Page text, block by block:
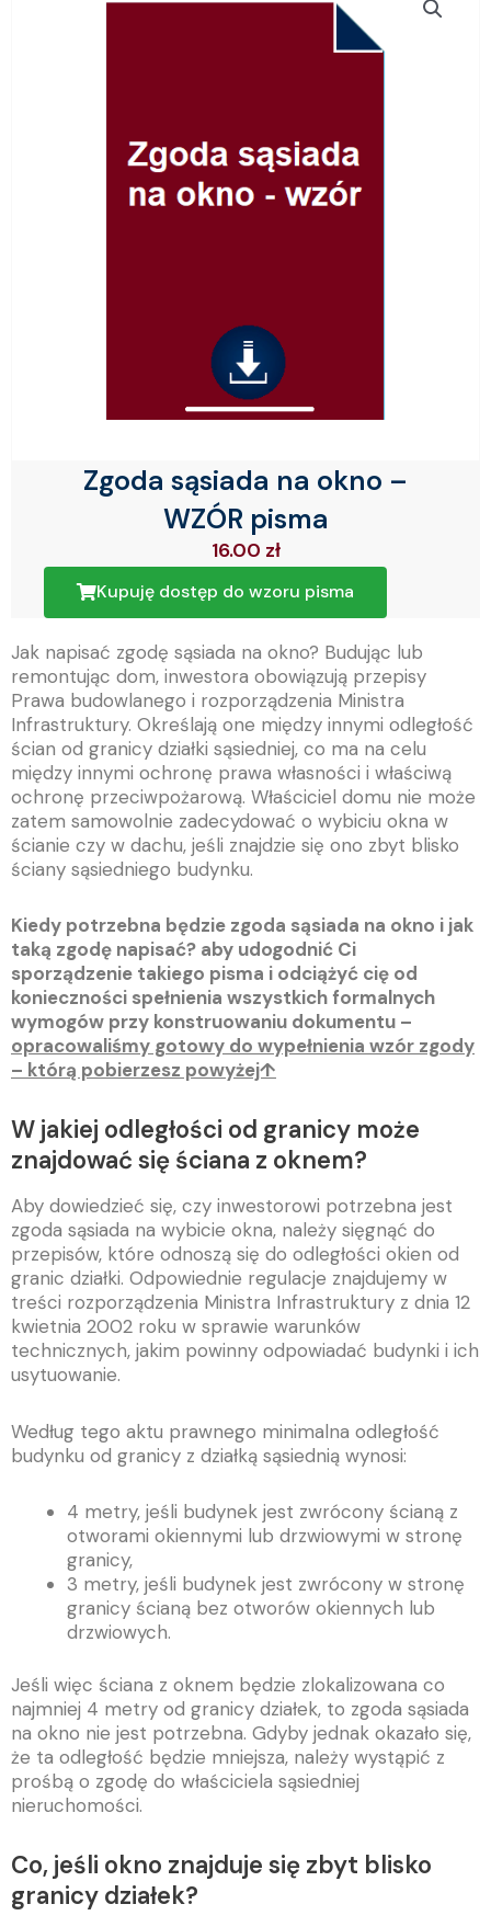
Zgoda sąsiada na okno –
WZÓR pisma
16.00 zł
Kupuję dostęp do wzoru pisma
Jak napisać zgodę sąsiada na okno? Budując lub
remontując dom, inwestora obowiązują przepisy
Prawa budowlanego i rozporządzenia Ministra
Infrastruktury. Określają one między innymi odległość
ścian od granicy działki sąsiedniej, co ma na celu
między innymi ochronę prawa własności i właściwą
ochronę przeciwpożarową. Właściciel domu nie może
zatem samowolnie zadecydować o wybiciu okna w
ścianie czy w dachu, jeśli znajdzie się ono zbyt blisko
ściany sąsiedniego budynku.
Kiedy potrzebna będzie zgoda sąsiada na okno i jak
taką zgodę napisać? aby udogodnić Ci
sporządzenie takiego pisma i odciążyć cię od
konieczności spełnienia wszystkich formalnych
wymogów przy konstruowaniu dokumentu –
opracowaliśmy gotowy do wypełnienia wzór zgody
– którą pobierzesz powyżej↑
W jakiej odległości od granicy może
znajdować się ściana z oknem?
Aby dowiedzieć się, czy inwestorowi potrzebna jest
zgoda sąsiada na wybicie okna, należy sięgnąć do
przepisów, które odnoszą się do odległości okien od
granic działki. Odpowiednie regulacje znajdujemy w
treści rozporządzenia Ministra Infrastruktury z dnia 12
kwietnia 2002 roku w sprawie warunków
technicznych, jakim powinny odpowiadać budynki i ich
usytuowanie.
Według tego aktu prawnego minimalna odległość
budynku od granicy z działką sąsiednią wynosi:
4 metry, jeśli budynek jest zwrócony ścianą z
otworami okiennymi lub drzwiowymi w stronę
granicy,
3 metry, jeśli budynek jest zwrócony w stronę
granicy ścianą bez otworów okiennych lub
drzwiowych.
Jeśli więc ściana z oknem będzie zlokalizowana co
najmniej 4 metry od granicy działek, to zgoda sąsiada
na okno nie jest potrzebna. Gdyby jednak okazało się,
że ta odległość będzie mniejsza, należy wystąpić z
prośbą o zgodę do właściciela sąsiedniej
nieruchomości.
Co, jeśli okno znajduje się zbyt blisko
granicy działek?